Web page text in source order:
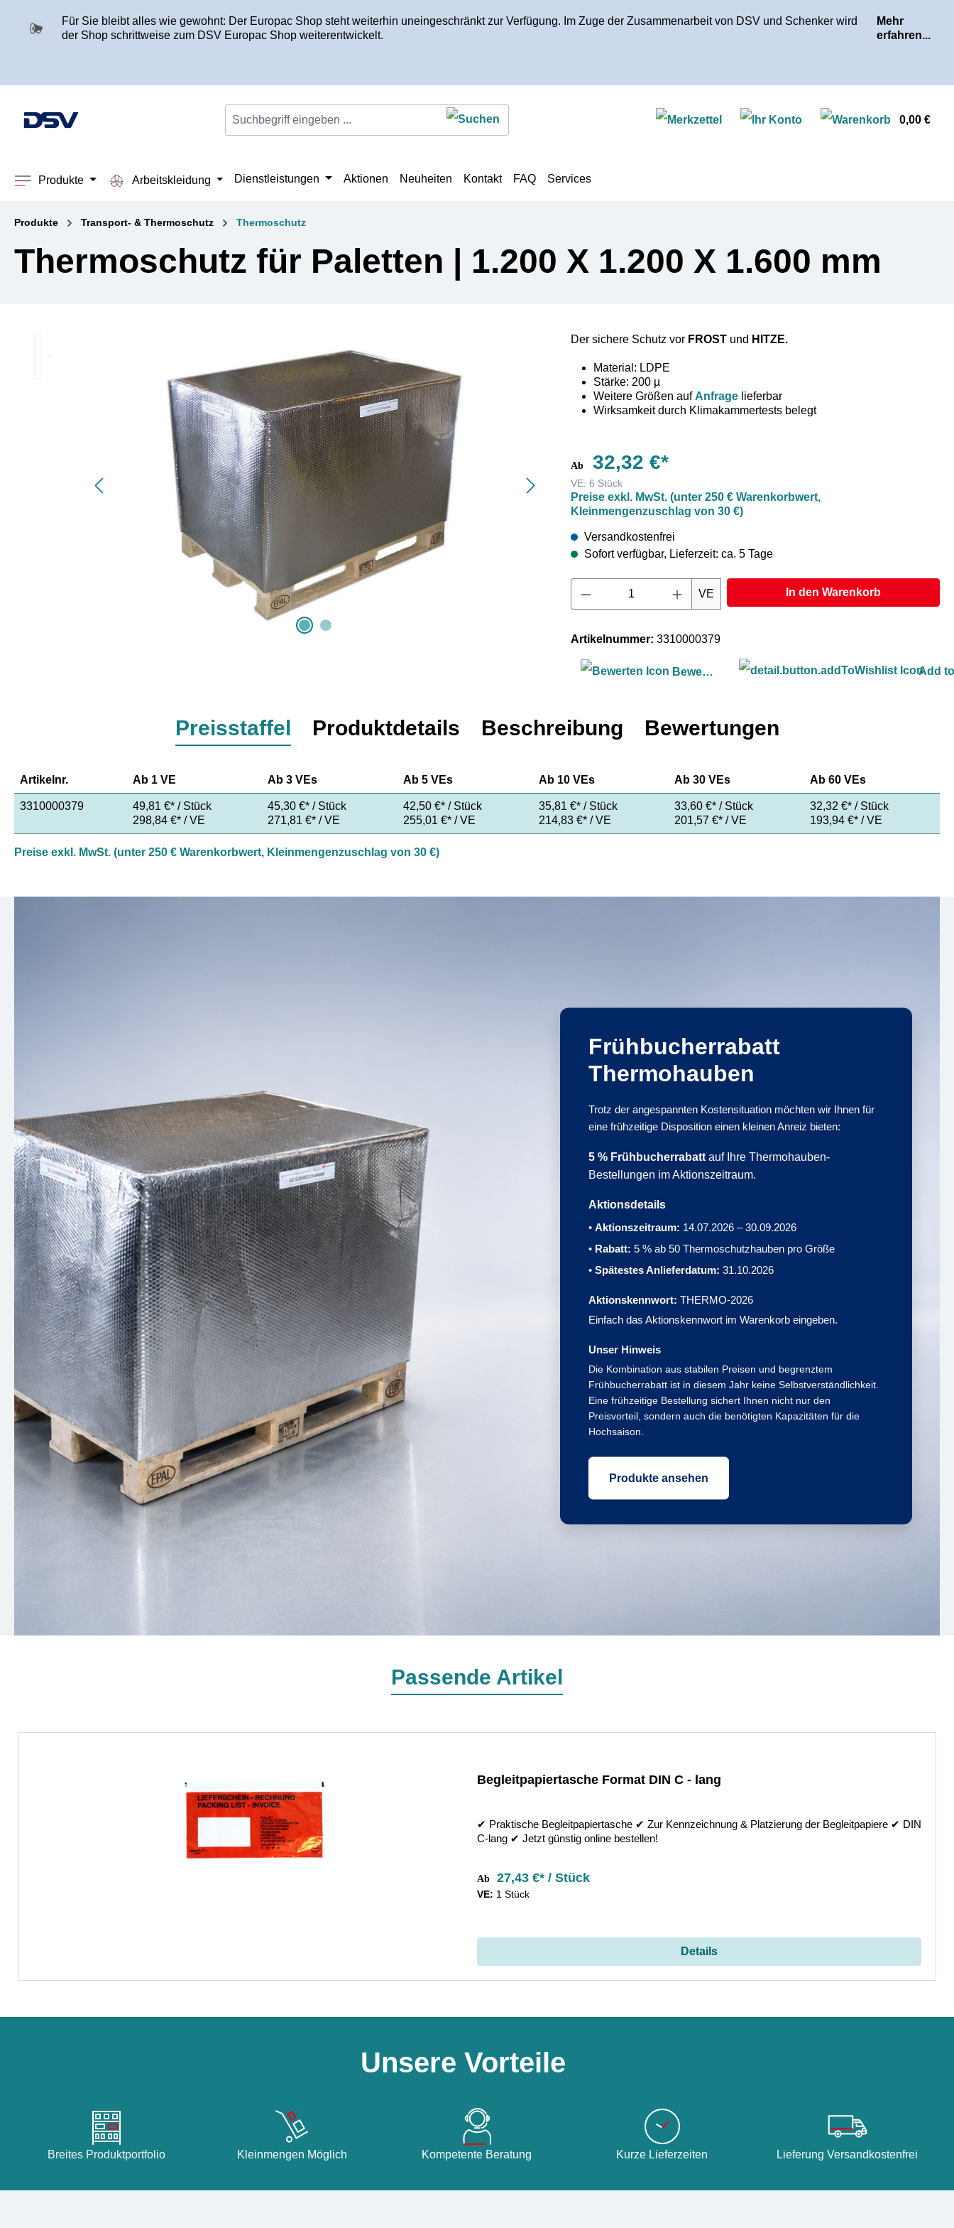
Zur Hauptnavigation springen
Für Sie bleibt alles wie gewohnt: Der Europac Shop steht weiterhin uneingeschränkt zur Verfügung. Im Zuge der Zusammenarbeit von DSV und Schenker wird
der Shop schrittweise zum DSV Europac Shop weiterentwickelt.
Mehr
erfahren...
0,00 €
Produkte Arbeitskleidung Dienstleistungen Aktionen Neuheiten Kontakt FAQ Services
Produkte Transport- & Thermoschutz Thermoschutz
Thermoschutz für Paletten | 1.200 X 1.200 X 1.600 mm
Der sichere Schutz vor FROST und HITZE.
Material: LDPE
Stärke: 200 µ
Weitere Größen auf Anfrage lieferbar
Wirksamkeit durch Klimakammertests belegt
auf eine dicke Luftpolsterfolie kaschiert.
Die Thermoschutzhaube wird ohne jegliches Hilfsmittel über beladene
Paletten, Fässer usw. gestülpt und mittels einer handelsüblichen
Stretchfolie zusätzlich gesichert.
Klimakammertests der technischen Hochschule Schweinfurt sowie des
BFSV aus Hamburg belegen eindeutig die Wirksamkeit hinsichtlich des
Frost- und Hitzeschutzes dieses einzigartigen Ladehilfsmittels.
Namenhafte Unternehmen vertrauen seit über einem Jahrzehnt ihre hitze-
Ab 32,32 €*
VE: 6 Stück
Preise exkl. MwSt. (unter 250 € Warenkorbwert,
Kleinmengenzuschlag von 30 €)
Versandkostenfrei
Sofort verfügbar, Lieferzeit: ca. 5 Tage
Produkt Anzahl: Gib den gewünschten Wert ein
VE In den Warenkorb
Artikelnummer: 3310000379
Bewerten Add
Preisstaffel Produktdetails Beschreibung Bewertungen
Artikelnr. Ab 1 VE Ab 3 VEs Ab 5 VEs Ab 10 VEs Ab 30 VEs Ab 60 VEs
3310000379
49,81 €* / Stück
298,84 €* / VE
45,30 €* / Stück
271,81 €* / VE
42,50 €* / Stück
255,01 €* / VE
35,81 €* / Stück
214,83 €* / VE
33,60 €* / Stück
201,57 €* / VE
32,32 €* / Stück
193,94 €* / VE
Preise exkl. MwSt. (unter 250 € Warenkorbwert, Kleinmengenzuschlag von 30 €)
Frühbucherrabatt
Thermohauben
Trotz der angespannten Kostensituation möchten wir Ihnen für
eine frühzeitige Disposition einen kleinen Anreiz bieten:
5 % Frühbucherrabatt auf Ihre Thermohauben-
Bestellungen im Aktionszeitraum.
Aktionsdetails
•Aktionszeitraum: 14.07.2026 – 30.09.2026
• Rabatt: 5 % ab 50 Thermoschutzhauben pro Größe
•Spätestes Anlieferdatum: 31.10.2026
Aktionskennwort: THERMO-2026
Einfach das Aktionskennwort im Warenkorb eingeben.
Unser Hinweis
Die Kombination aus stabilen Preisen und begrenztem
Frühbucherrabatt ist in diesem Jahr keine Selbstverständlichkeit.
Eine frühzeitige Bestellung sichert Ihnen nicht nur den
Preisvorteil, sondern auch die benötigten Kapazitäten für die
Hochsaison.
Produkte ansehen
Passende Artikel
Begleitpapiertasche Format DIN C - lang
✔︎ Praktische Begleitpapiertasche ✔︎ Zur Kennzeichnung & Platzierung der Begleitpapiere ✔︎ DIN
C-lang ✔︎ Jetzt günstig online bestellen!
Ab 27,43 €* / Stück
VE: 1 Stück
Details
Unsere Vorteile
Breites Produktportfolio Kleinmengen Möglich Kompetente Beratung Kurze Lieferzeiten Lieferung Versandkostenfrei